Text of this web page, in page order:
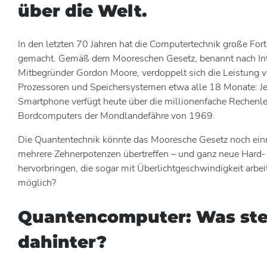
über die Welt.
In den letzten 70 Jahren hat die Computertechnik große
gemacht. Gemäß dem Mooreschen Gesetz, benannt nach
Mitbegründer Gordon Moore, verdoppelt sich die Leistung
Prozessoren und Speichersystemen etwa alle 18 Monate:
Smartphone verfügt heute über die millionenfache
Bordcomputers der Mondlandefähre von 1969.
Die Quantentechnik könnte das Mooresche Gesetz noch
mehrere Zehnerpotenzen übertreffen – und ganz neue
hervorbringen, die sogar mit Überlichtgeschwindigkeit
möglich?
Quantencomputer: Was
dahinter?